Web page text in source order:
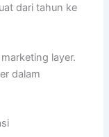
dari tahun ke
layer.
dalam